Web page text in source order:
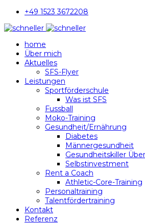
+49 1523 3672208
home
Über mich
Aktuelles
SFS-Flyer
Leistungen
Sportförderschule
Was ist SFS
Fussball
Moko-Training
Gesundheit/Ernährung
Diabetes
Männergesundheit
Gesundheitskiller
Selbstinvestment
Rent a Coach
Athletic-Core-Training
Personaltraining
Talentfördertraining
Kontakt
Referenz